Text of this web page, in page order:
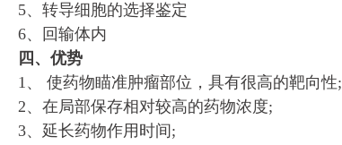
5、转导细胞的选择鉴定
6、回输体内
四、优势
1、 使药物瞄准肿瘤部位，具有很高的靶向性;
2、在局部保存相对较高的药物浓度;
3、延长药物作用时间;